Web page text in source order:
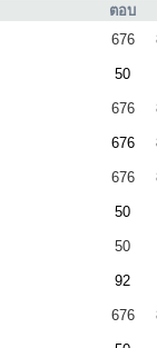
ตอบ
676
50
676
676
676
50
50
92
676